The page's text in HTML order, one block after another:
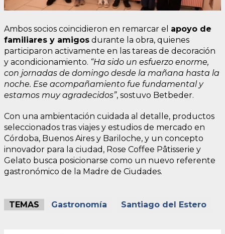
Ambos socios coincidieron en remarcar el apoyo de
familiares y amigos durante la obra, quienes
participaron activamente en las tareas de decoración
y acondicionamiento. “Ha sido un esfuerzo enorme,
con jornadas de domingo desde la mañana hasta la
noche. Ese acompañamiento fue fundamental y
estamos muy agradecidos”, sostuvo Betbeder.
Con una ambientación cuidada al detalle, productos
seleccionados tras viajes y estudios de mercado en
Córdoba, Buenos Aires y Bariloche, y un concepto
innovador para la ciudad, Rose Coffee Pâtisserie y
Gelato busca posicionarse como un nuevo referente
gastronómico de la Madre de Ciudades.
TEMAS Gastronomía Santiago del Estero